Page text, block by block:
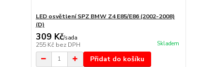
LED osvětlení SPZ BMW Z4 E85/E86 (2002-2008)
(D)
309 Kč/sada
255 Kč bez DPH Skladem
Přidat do košíku